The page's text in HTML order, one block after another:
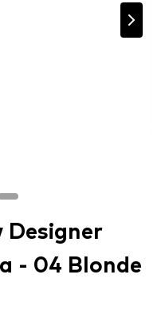
Designer
- 04 Blonde